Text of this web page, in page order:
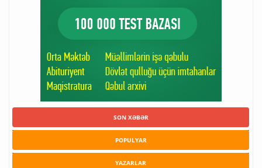
SON XƏBƏR
POPULYAR
YAZARLAR